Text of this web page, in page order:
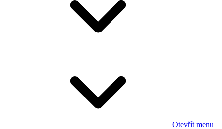
Otevřít menu